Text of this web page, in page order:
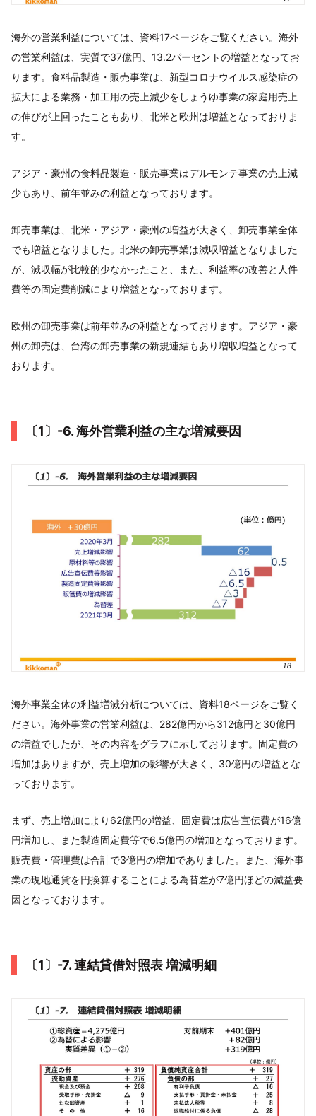
海外の営業利益については、資料17ページをご覧ください。海外
の営業利益は、実質で37億円、13.2パーセントの増益となってお
ります。食料品製造・販売事業は、新型コロナウイルス感染症の
拡大による業務・加工用の売上減少をしょうゆ事業の家庭用売上
の伸びが上回ったこともあり、北米と欧州は増益となっておりま
す。
アジア・豪州の食料品製造・販売事業はデルモンテ事業の売上減
少もあり、前年並みの利益となっております。
卸売事業は、北米・アジア・豪州の増益が大きく、卸売事業全体
でも増益となりました。北米の卸売事業は減収増益となりました
が、減収幅が比較的少なかったこと、また、利益率の改善と人件
費等の固定費削減により増益となっております。
欧州の卸売事業は前年並みの利益となっております。アジア・豪
州の卸売は、台湾の卸売事業の新規連結もあり増収増益となって
おります。
〔1〕-6. 海外営業利益の主な増減要因
海外事業全体の利益増減分析については、資料18ページをご覧く
ださい。海外事業の営業利益は、282億円から312億円と30億円
の増益でしたが、その内容をグラフに示しております。固定費の
増加はありますが、売上増加の影響が大きく、30億円の増益とな
っております。
まず、売上増加により62億円の増益、固定費は広告宣伝費が16億
円増加し、また製造固定費等で6.5億円の増加となっております。
販売費・管理費は合計で3億円の増加でありました。また、海外事
業の現地通貨を円換算することによる為替差が7億円ほどの減益要
因となっております。
〔1〕-7. 連結貸借対照表 増減明細